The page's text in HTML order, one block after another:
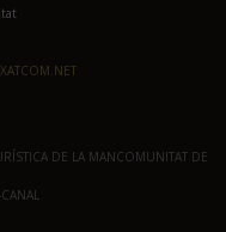
DE LA MANCOMUNITAT DE